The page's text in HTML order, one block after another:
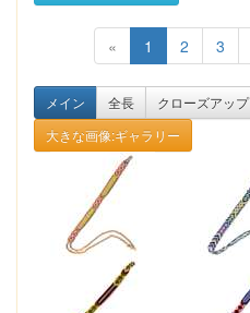
« 1 2 3
メイン 全長 クローズアップ
大きな画像:ギャラリー